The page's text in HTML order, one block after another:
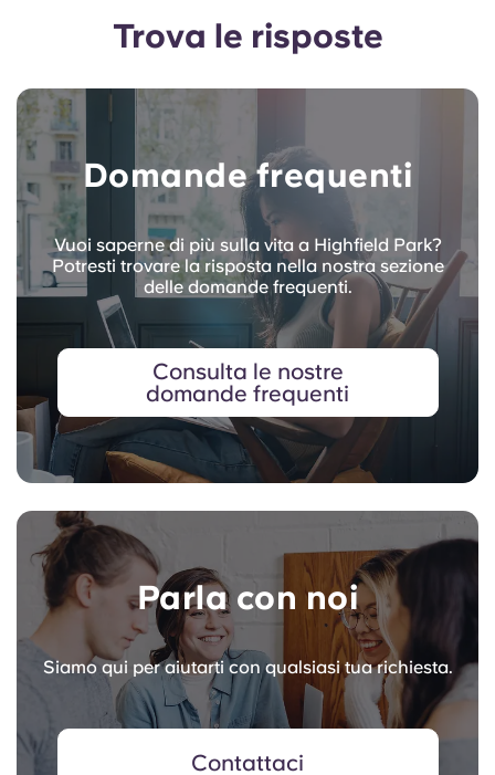
Trova le risposte
Domande frequenti
Vuoi saperne di più sulla vita a Highfield Park?
Potresti trovare la risposta nella nostra sezione
delle domande frequenti.
Consulta le nostre
domande frequenti
Parla con noi
Siamo qui per aiutarti con qualsiasi tua richiesta.
Contattaci